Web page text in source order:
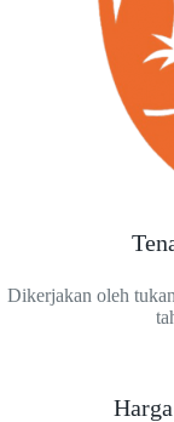
Dikerjakan oleh